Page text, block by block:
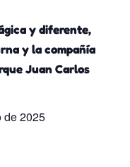
y diferente,
y la compañía
Juan Carlos
de 2025